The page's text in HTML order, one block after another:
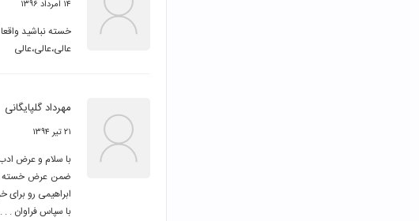
۱۴ امرداد ۱۳۹۶
عالی،عالی،عالی
مهرداد گلپایگانی
۲۱ تیر ۱۳۹۴
با سپاس فراوان . . .